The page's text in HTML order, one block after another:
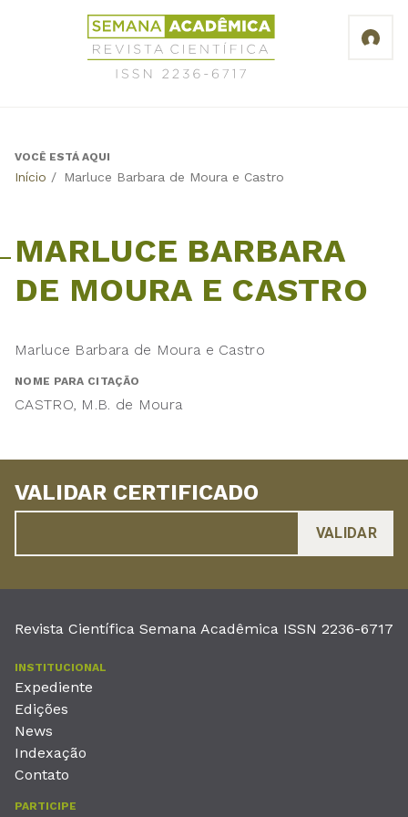
Revista
Científica
Semana
6717
Back
VOCÊ ESTÁ AQUI
Início / Marluce Barbara de Moura e Castro
MARLUCE BARBARA
DE MOURA E CASTRO
Marluce Barbara de Moura e Castro
NOME PARA CITAÇÃO
CASTRO, M.B. de Moura
VALIDAR CERTIFICADO
Revista Científica Semana Acadêmica ISSN 2236-6717
INSTITUCIONAL
Expediente
Edições
News
Indexação
Contato
PARTICIPE